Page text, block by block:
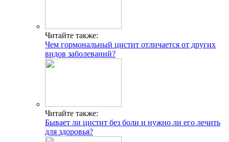
Читайте также:
Чем гормональный цистит отличается от других
видов заболеваний?
Читайте также:
Бывает ли цистит без боли и нужно ли его лечить
для здоровья?